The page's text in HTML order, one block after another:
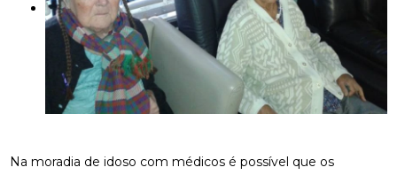
Na moradia de idoso com médicos é possível que os